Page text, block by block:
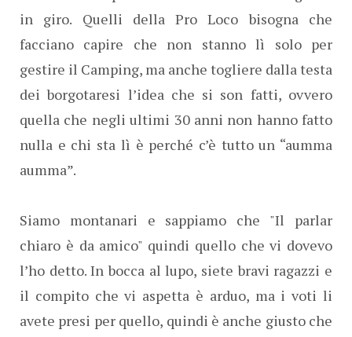
in giro. Quelli della Pro Loco bisogna che
facciano capire che non stanno lì solo per
gestire il Camping, ma anche togliere dalla testa
dei borgotaresi l’idea che si son fatti, ovvero
quella che negli ultimi 30 anni non hanno fatto
nulla e chi sta lì è perché c’è tutto un “aumma
aumma”.
Siamo montanari e sappiamo che "Il parlar
chiaro è da amico" quindi quello che vi dovevo
l’ho detto. In bocca al lupo, siete bravi ragazzi e
il compito che vi aspetta è arduo, ma i voti li
avete presi per quello, quindi è anche giusto che